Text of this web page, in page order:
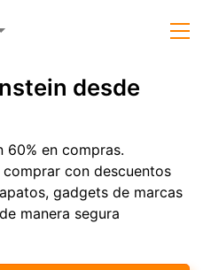
desde
60% en compras.
con descuentos
gadgets de marcas
manera segura